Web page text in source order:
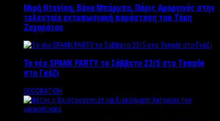
Μιμή Ντενίση, Βάνα Μπάρμπα, Πάρις Αμοργινός στην
τελευταία εντυπωσιακή παράσταση του Τάκη
Ζαχαράτου
Το νέο SPANK PARTY το Σάββατο 23/5 στο Temple
στο Γκάζι
DECORATION